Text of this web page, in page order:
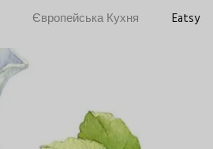
Європейська Кухня Eatsy